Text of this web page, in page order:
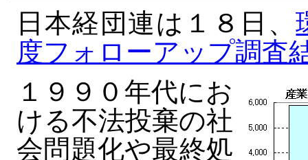
日本経団連は１８日、
度フォローアップ調査
１９９０年代にお
ける不法投棄の社
会問題化や最終処